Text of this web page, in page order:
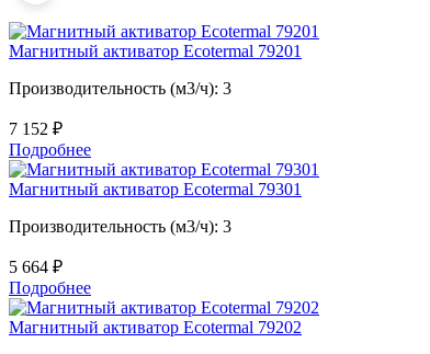
Магнитный активатор Ecotermal 79201
Производительность (м3/ч): 3
7 152 ₽
Подробнее
Магнитный активатор Ecotermal 79301
Производительность (м3/ч): 3
5 664 ₽
Подробнее
Магнитный активатор Ecotermal 79202